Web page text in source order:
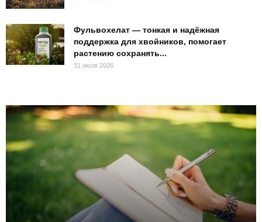
Фульвохелат — тонкая и надёжная
поддержка для хвойников, помогает
растению сохранять...
31 июля 2026